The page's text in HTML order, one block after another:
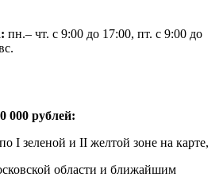
пн.– чт. с 9:00 до 17:00, пт. с 9:00 до
000 рублей:
I зеленой и II желтой зоне на карте,
области и ближайшим